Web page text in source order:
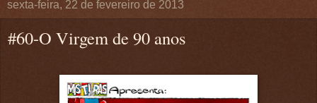
sexta-feira, 22 de fevereiro de 2013
#60-O Virgem de 90 anos